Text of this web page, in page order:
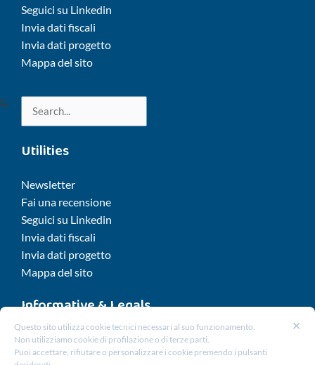
Seguici su Linkedin
Invia dati fiscali
Invia dati progetto
Mappa del sito
Cerca:
Utilities
Newsletter
Fai una recensione
Seguici su Linkedin
Invia dati fiscali
Invia dati progetto
Mappa del sito
Informative & Legals
Cookie Policy
Privacy Policy
✕
Questo sito utilizza cookie tecnici necessari al suo funzionamento.
Non utilizziamo cookie di profilazione o di terze parti.
Puoi accettare, rifiutare o personalizzare i cookie premendo i pulsanti